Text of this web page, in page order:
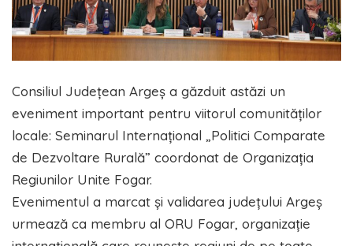
Consiliul Județean Argeș a găzduit astăzi un
eveniment important pentru viitorul comunităților
locale: Seminarul Internațional „Politici Comparate
de Dezvoltare Rurală” coordonat de Organizația
Regiunilor Unite Fogar.
Evenimentul a marcat și validarea județului Argeș
urmează ca membru al ORU Fogar, organizație